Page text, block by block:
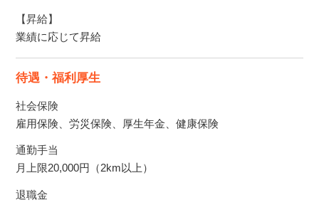
【昇給】
業績に応じて昇給
待遇・福利厚生
社会保険
雇用保険、労災保険、厚生年金、健康保険
通勤手当
月上限20,000円（2km以上）
退職金